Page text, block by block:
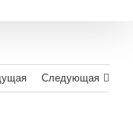
Следующая